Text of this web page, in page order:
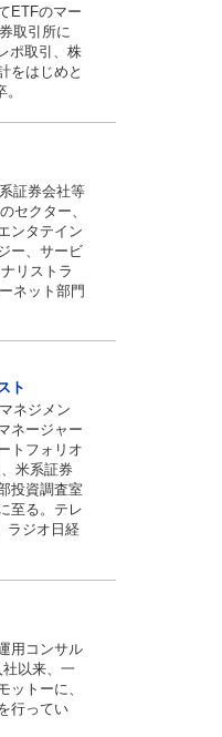
ETFのマー
取引所に
ポ取引、株
をはじめと
証券会社等
セクター、
ンタテイン
ー、サービ
リストラ
ネット部門
ト
ネジメン
ネージャー
トフォリオ
米系証券
投資調査室
至る。テレ
ラジオ日経
用コンサル
以来、一
ットーに、
行ってい